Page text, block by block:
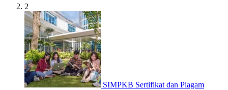
2
SIMPKB Sertifikat dan Piagam